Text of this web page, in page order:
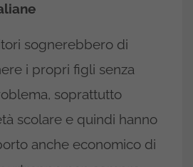
sognerebbero di
i propri figli senza
soprattutto
scolare e quindi hanno
anche economico di